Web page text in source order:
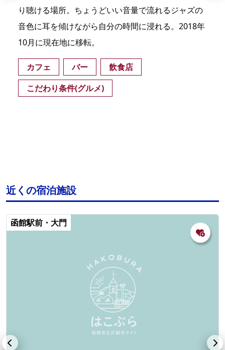
り聴ける場所。ちょうどいい音量で流れるジャズの
音色に耳を傾けながら自分の時間に浸れる。2018年
10月に現在地に移転。
カフェ バー
飲食店
こだわり条件(グルメ)
近くの宿泊施設
函館駅前・大門